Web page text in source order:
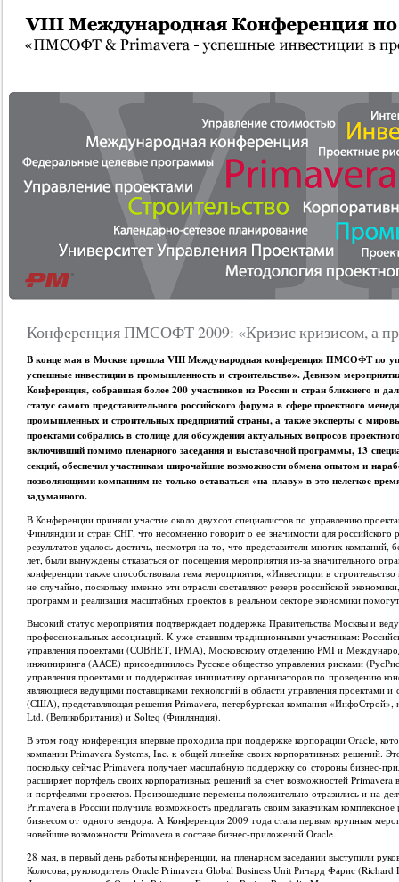
Конференция ПМСОФТ 2009: «Кризис кризисом, а
В конце мая в Москве прошла VIII Международная конференция ПМСОФТ по
успешные инвестиции в промышленность и строительство». Девизом
Конференция, собравшая более 200 участников из России и стран ближнего и
статус самого представительного российского форума в сфере проектного
промышленных и строительных предприятий страны, а также эксперты с
проектами собрались в столице для обсуждения актуальных вопросов
включивший помимо пленарного заседания и выставочной программы, 13
секций, обеспечил участникам широчайшие возможности обмена опытом и
позволяющими компаниям не только оставаться «на плаву» в это нелегкое
задуманного.
В Конференции приняли участие около двухсот специалистов по управлению
Финляндии и стран СНГ, что несомненно говорит о ее значимости для
результатов удалось достичь, несмотря на то, что представители многих
лет, были вынуждены отказаться от посещения мероприятия из-за значительного
конференции также способствовала тема мероприятия, «Инвестиции в
не случайно, поскольку именно эти отрасли составляют резерв российской
программ и реализация масштабных проектов в реальном секторе экономики
Высокий статус мероприятия подтверждает поддержка Правительства Москвы и
профессиональных ассоциаций. К уже ставшим традиционными участникам:
управления проектами (СОВНЕТ, IPMA), Московскому отделению PMI и
инжиниринга (ААСЕ) присоединилось Русское общество управления рисками
управления проектами и поддерживая инициативу организаторов по проведению
являющиеся ведущими поставщиками технологий в области управления проектами
(США), представляющая решения Primavera, петербургская компания
Ltd. (Великобритания) и Solteq (Финляндия).
В этом году конференция впервые проходила при поддержке корпорации Oracle,
компании Primavera Systems, Inc. к общей линейке своих корпоративных решений.
поскольку сейчас Primavera получает масштабную поддержку со стороны бизнес-
расширяет портфель своих корпоративных решений за счет возможностей
и портфелями проектов. Произошедшие перемены положительно отразились и на
Primavera в России получила возможность предлагать своим заказчикам
бизнесом от одного вендора. А Конференция 2009 года стала первым крупным
новейшие возможности Primavera в составе бизнес-приложений Oracle.
28 мая, в первый день работы конференции, на пленарном заседании выступили
Колосова; руководитель Oracle Primavera Global Business Unit Ричард Фарис